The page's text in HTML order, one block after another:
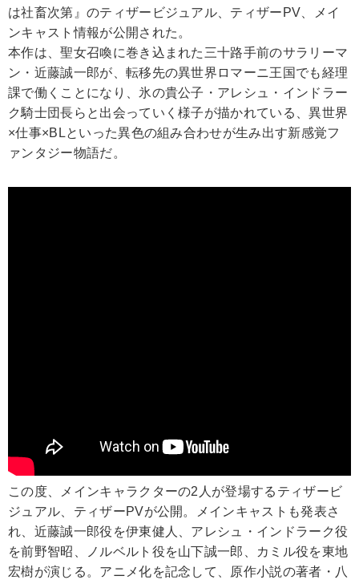
は社畜次第』のティザービジュアル、ティザーPV、メイ
ンキャスト情報が公開された。
本作は、聖女召喚に巻き込まれた三十路手前のサラリーマ
ン・近藤誠一郎が、転移先の異世界ロマーニ王国でも経理
課で働くことになり、氷の貴公子・アレシュ・インドラー
ク騎士団長らと出会っていく様子が描かれている、異世界
×仕事×BLといった異色の組み合わせが生み出す新感覚フ
ァンタジー物語だ。
この度、メインキャラクターの2人が登場するティザービ
ジュアル、ティザーPVが公開。メインキャストも発表さ
れ、近藤誠一郎役を伊東健人、アレシュ・インドラーク役
を前野智昭、ノルベルト役を山下誠一郎、カミル役を東地
宏樹が演じる。アニメ化を記念して、原作小説の著者・八